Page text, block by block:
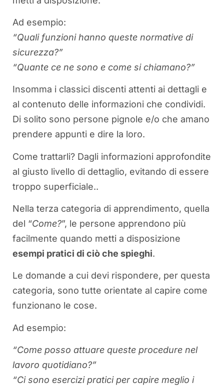
Ad esempio:
“Quali funzioni hanno queste normative di
sicurezza?”
“Quante ce ne sono e come si chiamano?”
Insomma i classici discenti attenti ai dettagli e
al contenuto delle informazioni che condividi.
Di solito sono persone pignole e/o che amano
prendere appunti e dire la loro.
Come trattarli? Dagli informazioni approfondite
al giusto livello di dettaglio, evitando di essere
troppo superficiale..
Nella terza categoria di apprendimento, quella
del “Come?”, le persone apprendono più
facilmente quando metti a disposizione
esempi pratici di ciò che spieghi.
Le domande a cui devi rispondere, per questa
categoria, sono tutte orientate al capire come
funzionano le cose.
Ad esempio:
“Come posso attuare queste procedure nel
lavoro quotidiano?”
“Ci sono esercizi pratici per capire meglio i